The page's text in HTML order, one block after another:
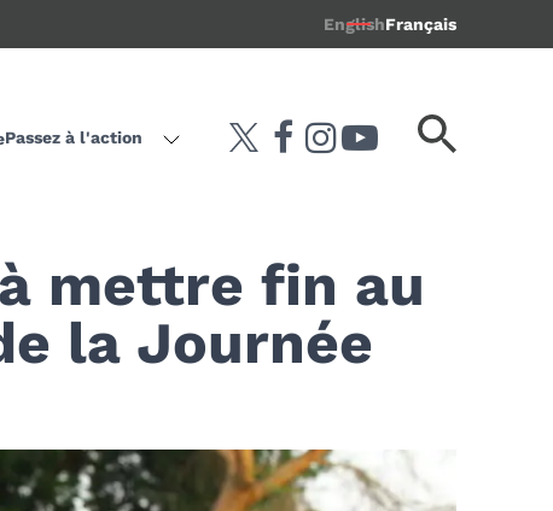
EnglishFrançais
Passez à l'action
twitterfacebook
instagram
youtube-play
mettre fin au
la Journée